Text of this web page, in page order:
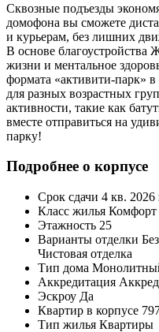
Сквозные подъезды
домофона вы сможете
и курьерам, без лишних
В основе
жизни и ментальное
формата «активити-парк»
для разных возрастных
активности, такие как
вместе отправиться на
парку!
Подробнее о корпусе
Срок сдачи 4 кв. 2026
Класс жилья Комфорт
Этажность 25
Варианты отделки
Чистовая отделка
Тип дома
Аккредитация
Эскроу Да
Квартир в корпусе
Тип жилья Квартиры